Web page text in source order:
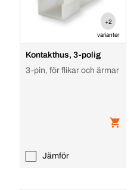
+2
varianter
Kontakthus, 3-polig
3-pin, för flikar och ärmar
Jämför